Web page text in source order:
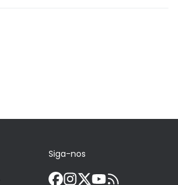
Siga-nos